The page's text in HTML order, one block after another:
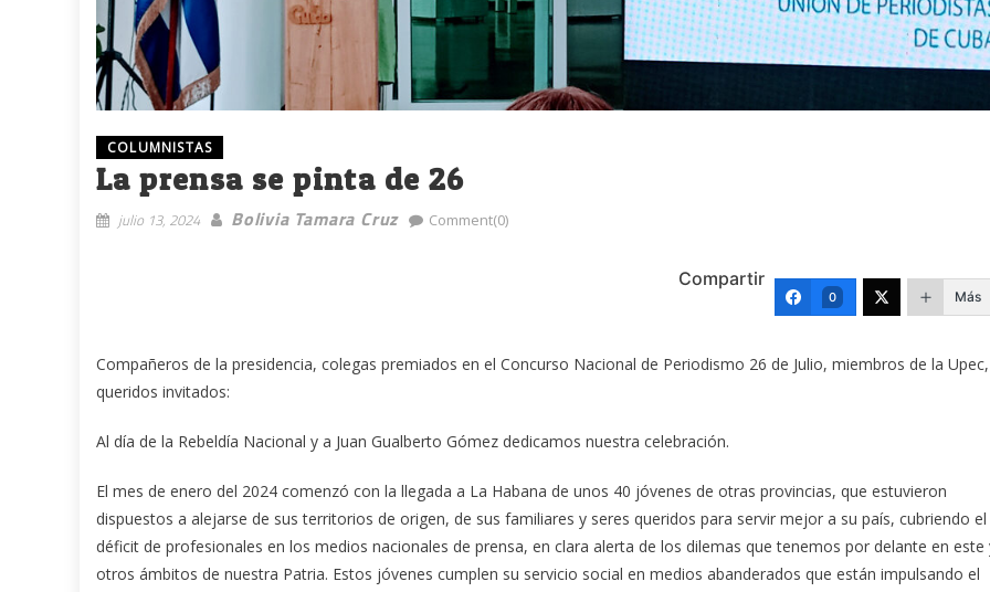
COLUMNISTAS
La prensa se pinta de 26
julio 13, 2024 Bolivia Tamara Cruz Comment(0)
Compartir
0 Más
Compañeros de la presidencia, colegas premiados en el Concurso Nacional de Periodismo 26 de Julio, miembros de la Upec,
queridos invitados:
Al día de la Rebeldía Nacional y a Juan Gualberto Gómez dedicamos nuestra celebración.
El mes de enero del 2024 comenzó con la llegada a La Habana de unos 40 jóvenes de otras provincias, que estuvieron
dispuestos a alejarse de sus territorios de origen, de sus familiares y seres queridos para servir mejor a su país, cubriendo el
déficit de profesionales en los medios nacionales de prensa, en clara alerta de los dilemas que tenemos por delante en este
otros ámbitos de nuestra Patria. Estos jóvenes cumplen su servicio social en medios abanderados que están impulsando el